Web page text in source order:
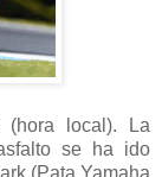
(hora local). La
se ha ido
(Pata Yamaha